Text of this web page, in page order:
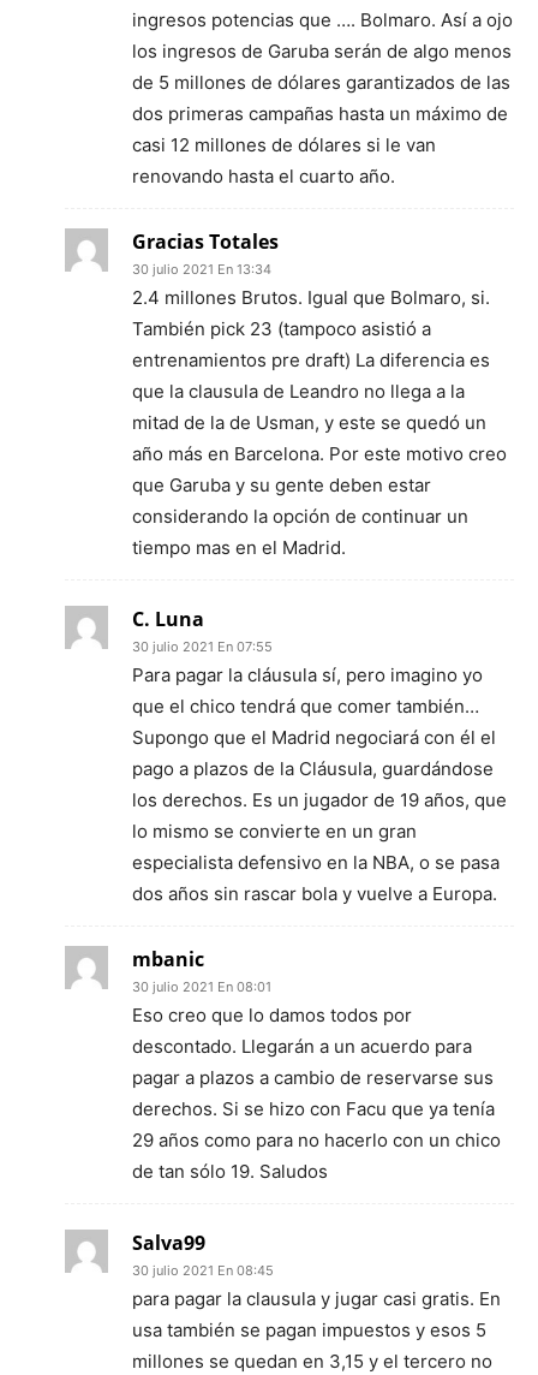
ingresos potencias que …. Bolmaro. Así a ojo
los ingresos de Garuba serán de algo menos
de 5 millones de dólares garantizados de las
dos primeras campañas hasta un máximo de
casi 12 millones de dólares si le van
renovando hasta el cuarto año.
Gracias Totales
30 julio 2021 En 13:34
2.4 millones Brutos. Igual que Bolmaro, si.
También pick 23 (tampoco asistió a
entrenamientos pre draft) La diferencia es
que la clausula de Leandro no llega a la
mitad de la de Usman, y este se quedó un
año más en Barcelona. Por este motivo creo
que Garuba y su gente deben estar
considerando la opción de continuar un
tiempo mas en el Madrid.
C. Luna
30 julio 2021 En 07:55
Para pagar la cláusula sí, pero imagino yo
que el chico tendrá que comer también…
Supongo que el Madrid negociará con él el
pago a plazos de la Cláusula, guardándose
los derechos. Es un jugador de 19 años, que
lo mismo se convierte en un gran
especialista defensivo en la NBA, o se pasa
dos años sin rascar bola y vuelve a Europa.
mbanic
30 julio 2021 En 08:01
Eso creo que lo damos todos por
descontado. Llegarán a un acuerdo para
pagar a plazos a cambio de reservarse sus
derechos. Si se hizo con Facu que ya tenía
29 años como para no hacerlo con un chico
de tan sólo 19. Saludos
Salva99
30 julio 2021 En 08:45
para pagar la clausula y jugar casi gratis. En
usa también se pagan impuestos y esos 5
millones se quedan en 3,15 y el tercero no